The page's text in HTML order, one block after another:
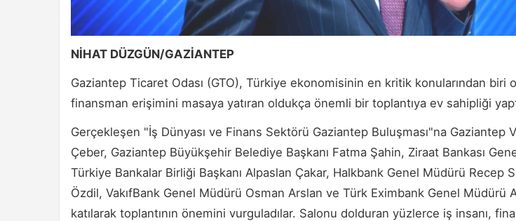
NİHAT DÜZGÜN/GAZİANTEP
Gaziantep Ticaret Odası (GTO), Türkiye ekonomisinin en kritik konularından biri
finansman erişimini masaya yatıran oldukça önemli bir toplantıya ev sahipliği
Gerçekleşen "İş Dünyası ve Finans Sektörü Gaziantep Buluşması"na Gaziantep
Çeber, Gaziantep Büyükşehir Belediye Başkanı Fatma Şahin, Ziraat Bankası
Türkiye Bankalar Birliği Başkanı Alpaslan Çakar, Halkbank Genel Müdürü Recep
Özdil, VakıfBank Genel Müdürü Osman Arslan ve Türk Eximbank Genel Müdürü
katılarak toplantının önemini vurguladılar. Salonu dolduran yüzlerce iş insanı,